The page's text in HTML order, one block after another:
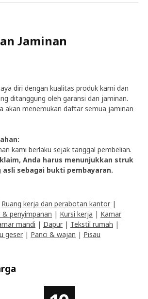
Jaminan
diri dengan kualitas produk kami dan
ditanggung oleh garansi dan jaminan.
akan menemukan daftar semua jaminan
kami berlaku sejak tanggal pembelian.
Anda harus menunjukkan struk
asli sebagai bukti pembayaran.
Ruang kerja dan perabotan kantor |
penyimpanan | Kursi kerja | Kamar
mandi | Dapur | Tekstil rumah |
geser | Panci & wajan | Pisau